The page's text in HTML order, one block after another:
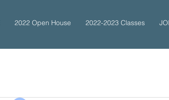
2022 Open House 2022-2023 Classes